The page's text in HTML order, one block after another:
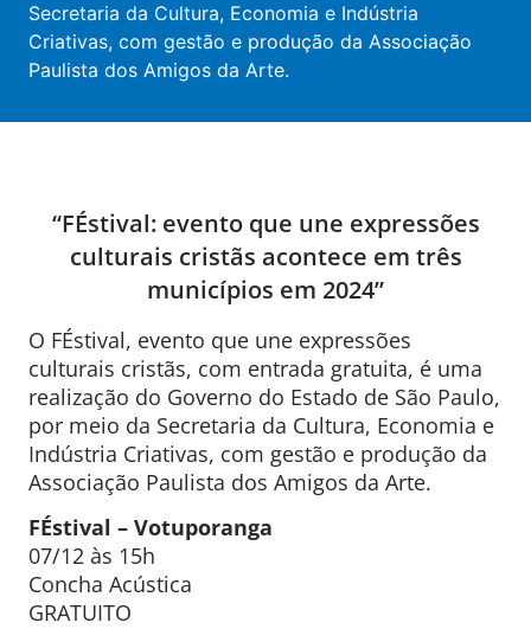
Secretaria da Cultura, Economia e Indústria
Criativas, com gestão e produção da Associação
Paulista dos Amigos da Arte.
“FÉstival: evento que une expressões
culturais cristãs acontece em três
municípios em 2024”
O FÉstival, evento que une expressões
culturais cristãs, com entrada gratuita, é uma
realização do Governo do Estado de São Paulo,
por meio da Secretaria da Cultura, Economia e
Indústria Criativas, com gestão e produção da
Associação Paulista dos Amigos da Arte.
FÉstival – Votuporanga
07/12 às 15h
Concha Acústica
GRATUITO